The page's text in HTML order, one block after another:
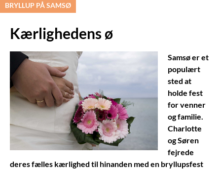
BRYLLUP PÅ SAMSØ
Kærlighedens ø
Samsø er et
populært
sted at
holde fest
for venner
og familie.
Charlotte
og Søren
fejrede
deres fælles kærlighed til hinanden med en bryllupsfest